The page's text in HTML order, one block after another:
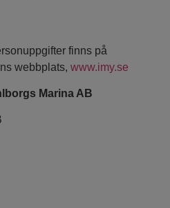
finns på
webbplats, www.imy.se
Marina AB